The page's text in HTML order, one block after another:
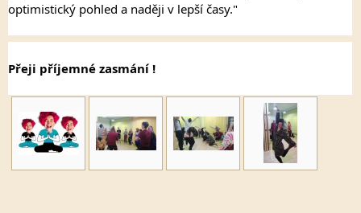
optimistický pohled a naději v lepší časy."
Přeji příjemné zasmání !